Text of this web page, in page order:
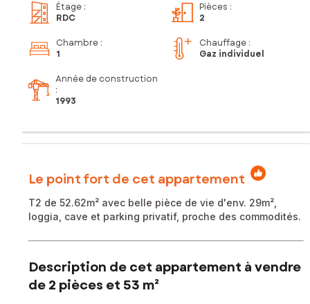
Étage :
RDC
Pièces :
2
Chambre :
1
Chauffage :
Gaz individuel
Année de construction
:
1993
Le point fort de cet appartement
T2 de 52.62m² avec belle pièce de vie d'env. 29m²,
loggia, cave et parking privatif, proche des commodités.
Description de cet appartement à vendre
de 2 pièces et 53 m²